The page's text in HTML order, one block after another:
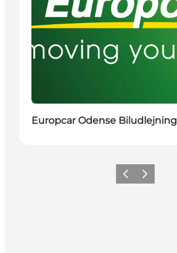
Europcar Odense Biludlejning
ForrigeNæste